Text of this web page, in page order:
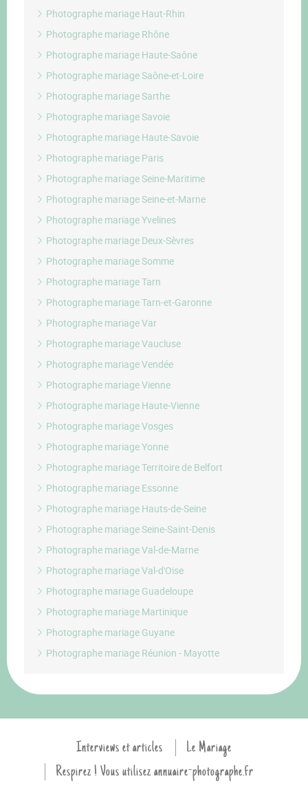
Photographe mariage Haut-Rhin
Photographe mariage Rhône
Photographe mariage Haute-Saône
Photographe mariage Saône-et-Loire
Photographe mariage Sarthe
Photographe mariage Savoie
Photographe mariage Haute-Savoie
Photographe mariage Paris
Photographe mariage Seine-Maritime
Photographe mariage Seine-et-Marne
Photographe mariage Yvelines
Photographe mariage Deux-Sèvres
Photographe mariage Somme
Photographe mariage Tarn
Photographe mariage Tarn-et-Garonne
Photographe mariage Var
Photographe mariage Vaucluse
Photographe mariage Vendée
Photographe mariage Vienne
Photographe mariage Haute-Vienne
Photographe mariage Vosges
Photographe mariage Yonne
Photographe mariage Territoire de Belfort
Photographe mariage Essonne
Photographe mariage Hauts-de-Seine
Photographe mariage Seine-Saint-Denis
Photographe mariage Val-de-Marne
Photographe mariage Val-d'Oise
Photographe mariage Guadeloupe
Photographe mariage Martinique
Photographe mariage Guyane
Photographe mariage Réunion - Mayotte
Interviews et articles
Le Mariage
Respirez ! Vous utilisez annuaire-photographe.fr